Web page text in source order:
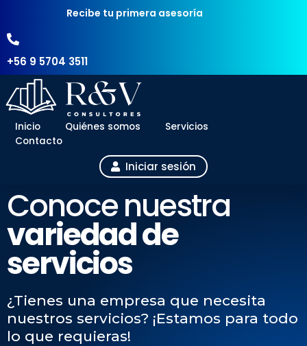
Recibe tu primera asesoría
+56 9 5704 3511
Inicio Quiénes somos
Servicios
Contacto
Iniciar sesión
Conoce nuestra
variedad de
servicios
¿Tienes una empresa que necesita
nuestros servicios? ¡Estamos para todo
lo que requieras!